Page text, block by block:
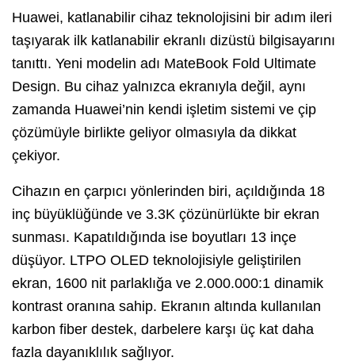
Huawei, katlanabilir cihaz teknolojisini bir adım ileri
taşıyarak ilk katlanabilir ekranlı dizüstü bilgisayarını
tanıttı. Yeni modelin adı MateBook Fold Ultimate
Design. Bu cihaz yalnızca ekranıyla değil, aynı
zamanda Huawei’nin kendi işletim sistemi ve çip
çözümüyle birlikte geliyor olmasıyla da dikkat
çekiyor.
Cihazın en çarpıcı yönlerinden biri, açıldığında 18
inç büyüklüğünde ve 3.3K çözünürlükte bir ekran
sunması. Kapatıldığında ise boyutları 13 inçe
düşüyor. LTPO OLED teknolojisiyle geliştirilen
ekran, 1600 nit parlaklığa ve 2.000.000:1 dinamik
kontrast oranına sahip. Ekranın altında kullanılan
karbon fiber destek, darbelere karşı üç kat daha
fazla dayanıklılık sağlıyor.